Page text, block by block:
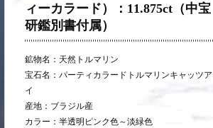
ィーカラード）：11.875ct（中宝
研鑑別書付属）
鉱物名：天然トルマリン
宝石名：パーティカラードトルマリンキャッツア
イ
産地：ブラジル産
カラー：半透明ピンク色～淡緑色